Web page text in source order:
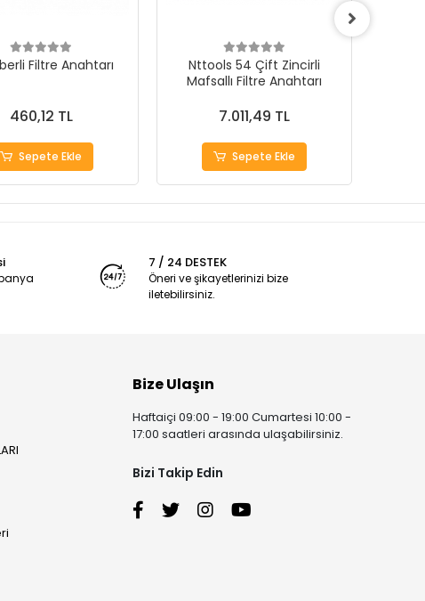
Filtre Anahtarı
460,12 TL
Sepete Ekle
Nttools 54 Çift Zincirli
Mafsallı Filtre Anahtarı
7.011,49 TL
Sepete Ekle
7 / 24 DESTEK
Öneri ve şikayetlerinizi bize
iletebilirsiniz.
Bize Ulaşın
Haftaiçi 09:00 - 19:00 Cumartesi 10:00 -
17:00 saatleri arasında ulaşabilirsiniz.
Bizi Takip Edin